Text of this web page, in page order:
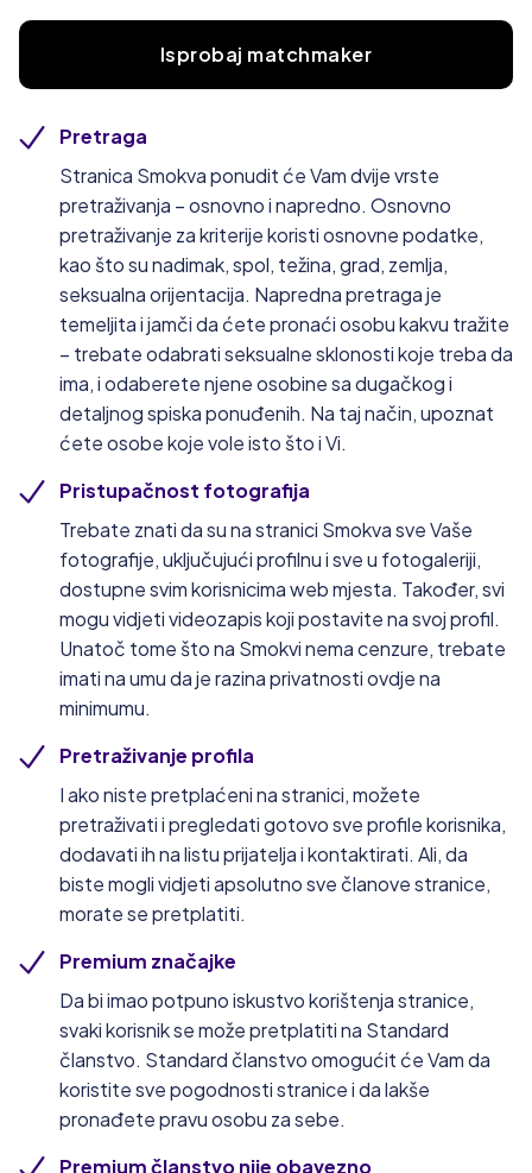
Isprobaj matchmaker
Pretraga
Stranica Smokva ponudit će Vam dvije vrste
pretraživanja – osnovno i napredno. Osnovno
pretraživanje za kriterije koristi osnovne podatke,
kao što su nadimak, spol, težina, grad, zemlja,
seksualna orijentacija. Napredna pretraga je
temeljita i jamči da ćete pronaći osobu kakvu tražite
– trebate odabrati seksualne sklonosti koje treba da
ima, i odaberete njene osobine sa dugačkog i
detaljnog spiska ponuđenih. Na taj način, upoznat
ćete osobe koje vole isto što i Vi.
Pristupačnost fotografija
Trebate znati da su na stranici Smokva sve Vaše
fotografije, uključujući profilnu i sve u fotogaleriji,
dostupne svim korisnicima web mjesta. Također, svi
mogu vidjeti videozapis koji postavite na svoj profil.
Unatoč tome što na Smokvi nema cenzure, trebate
imati na umu da je razina privatnosti ovdje na
minimumu.
Pretraživanje profila
I ako niste pretplaćeni na stranici, možete
pretraživati i pregledati gotovo sve profile korisnika,
dodavati ih na listu prijatelja i kontaktirati. Ali, da
biste mogli vidjeti apsolutno sve članove stranice,
morate se pretplatiti.
Premium značajke
Da bi imao potpuno iskustvo korištenja stranice,
svaki korisnik se može pretplatiti na Standard
članstvo. Standard članstvo omogućit će Vam da
koristite sve pogodnosti stranice i da lakše
pronađete pravu osobu za sebe.
Premium članstvo nije obavezno